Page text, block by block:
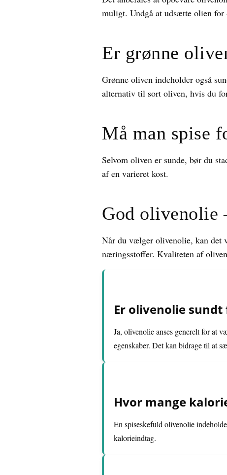
muligt. Undgå at udsætte olien
Er grønne
Grønne oliven indeholder også
alternativ til sort oliven, hvis du
Må man spise
Selvom oliven er sunde, bør du
af en varieret kost.
God olivenolie
Når du vælger olivenolie, kan det
næringsstoffer. Kvaliteten af
Er olivenolie sundt
Ja, olivenolie anses generelt for at
egenskaber. Det kan bidrage til at
Hvor mange
En spiseskefuld olivenolie
kalorieindtag.